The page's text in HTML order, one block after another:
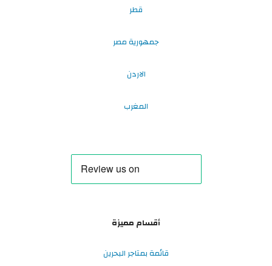
قطر
جمهورية مصر
الاردن
المغرب
أقسام مميزة
قائمة بمتاجر البحرين